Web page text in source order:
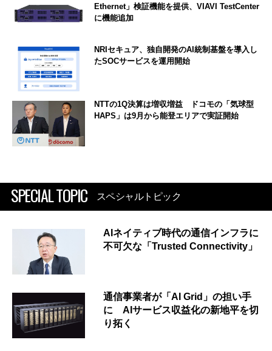
Ethernet」検証機能を提供、VIAVI TestCenter
に機能追加
NRIセキュア、独自開発のAI統制基盤を導入し
たSOCサービスを運用開始
NTTの1Q決算は増収増益 ドコモの「気球型
HAPS」は9月から能登エリアで実証開始
SPECIAL TOPIC スペシャルトピック
AIネイティブ時代の通信インフラに
不可欠な「Trusted Connectivity」
通信事業者が「AI Grid」の担い手
に AIサービス収益化の新地平を切
り拓く